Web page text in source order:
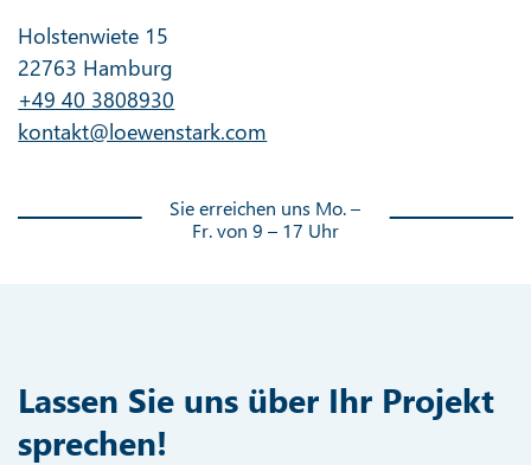
Holstenwiete 15
22763 Hamburg
+49 40 3808930
kontakt@loewenstark.com
Sie erreichen uns Mo. –
Fr. von 9 – 17 Uhr
Lassen Sie uns über Ihr Projekt
sprechen!